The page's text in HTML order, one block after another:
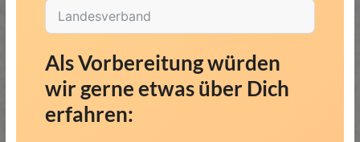
Als Vorbereitung würden
wir gerne etwas über Dich
erfahren: